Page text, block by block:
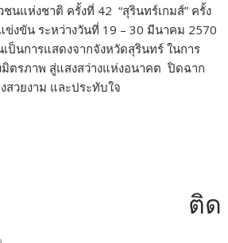
นแห่งชาติ ครั้งที่ 42 “สุรินทร์เกมส์” ครั้ง
งขัน ระหว่างวันที่ 19 – 30 มีนาคม 2570
ป็นการแสดงจากจังหวัดสุรินทร์ ในการ
ตรภาพ สู่แสงสว่างแห่งอนาคต ปิดฉาก
สวยงาม และประทับใจ
ติดต่